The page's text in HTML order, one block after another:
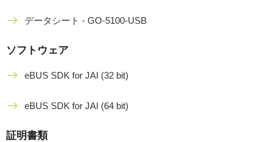
データシート - GO-5100-USB
ソフトウェア
eBUS SDK for JAI (32 bit)
eBUS SDK for JAI (64 bit)
証明書類